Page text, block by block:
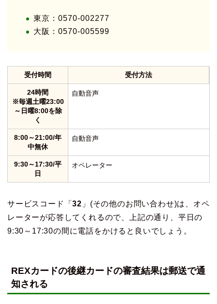
東京：0570-002277
大阪：0570-005599
受付時間 受付方法
24時間
※毎週土曜23:00
～日曜8:00を除
く
自動音声
8:00～21:00/年
中無休
自動音声
9:30～17:30/平
日
オペレーター
サービスコード「32 」(その他のお問い合わせ)は、オペ
レーターが応答してくれるので、上記の通り、平日の
9:30～17:30の間に電話をかけると良いでしょう。
REXカードの後継カードの審査結果は郵送で通
知される